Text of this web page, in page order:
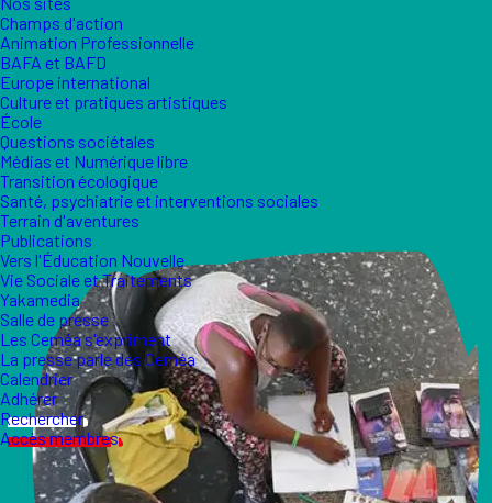
Champs d'action
Animation Professionnelle
BAFA et BAFD
Europe international
Culture et pratiques artistiques
École
Questions sociétales
Médias et Numérique libre
Transition écologique
Santé, psychiatrie et interventions sociales
Terrain d'aventures
Publications
Vers l'Éducation Nouvelle
Vie Sociale et Traitements
Yakamedia
Salle de presse
Les Ceméa s'expriment
La presse parle des Ceméa
Calendrier
Adhérer
Rechercher
Accès membres